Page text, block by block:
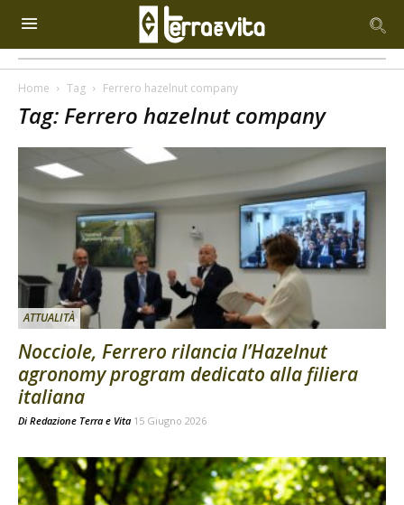
Home Tag Ferrero hazelnut company
Tag: Ferrero hazelnut company
ATTUALITÀ
Nocciole, Ferrero rilancia l’Hazelnut
agronomy program dedicato alla filiera
italiana
Di Redazione Terra e Vita 15 Giugno 2026